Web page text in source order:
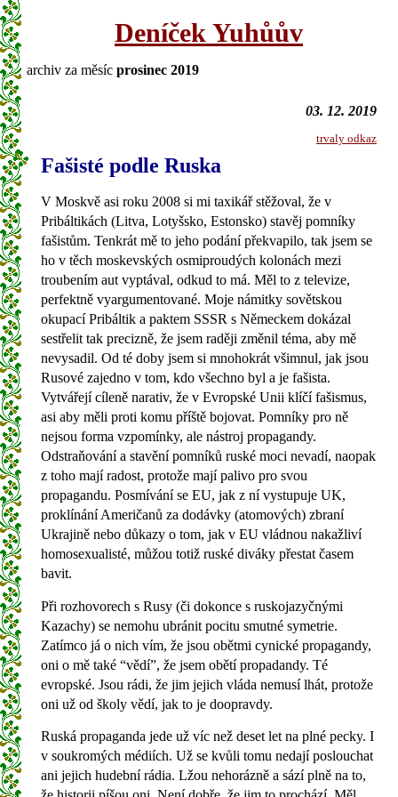
Deníček Yuhůův
archiv za měsíc prosinec 2019
03. 12. 2019
trvaly odkaz
Fašisté podle Ruska
V Moskvě asi roku 2008 si mi taxikář stěžoval, že v
Pribáltikách (Litva, Lotyšsko, Estonsko) stavěj pomníky
fašistům. Tenkrát mě to jeho podání překvapilo, tak jsem se
ho v těch moskevských osmiproudých kolonách mezi
troubením aut vyptával, odkud to má. Měl to z televize,
perfektně vyargumentované. Moje námitky sovětskou
okupací Pribáltik a paktem SSSR s Německem dokázal
sestřelit tak precizně, že jsem raději změnil téma, aby mě
nevysadil. Od té doby jsem si mnohokrát všimnul, jak jsou
Rusové zajedno v tom, kdo všechno byl a je fašista.
Vytvářejí cíleně narativ, že v Evropské Unii klíčí fašismus,
asi aby měli proti komu příště bojovat. Pomníky pro ně
nejsou forma vzpomínky, ale nástroj propagandy.
Odstraňování a stavění pomníků ruské moci nevadí, naopak
z toho mají radost, protože mají palivo pro svou
propagandu. Posmívání se EU, jak z ní vystupuje UK,
proklínání Američanů za dodávky (atomových) zbraní
Ukrajině nebo důkazy o tom, jak v EU vládnou nakažliví
homosexualisté, můžou totiž ruské diváky přestat časem
bavit.
Při rozhovorech s Rusy (či dokonce s ruskojazyčnými
Kazachy) se nemohu ubránit pocitu smutné symetrie.
Zatímco já o nich vím, že jsou obětmi cynické propagandy,
oni o mě také “vědí”, že jsem obětí propadandy. Té
evropské. Jsou rádi, že jim jejich vláda nemusí lhát, protože
oni už od školy vědí, jak to je doopravdy.
Ruská propaganda jede už víc než deset let na plné pecky. I
v soukromých médiích. Už se kvůli tomu nedají poslouchat
ani jejich hudební rádia. Lžou nehorázně a sází plně na to,